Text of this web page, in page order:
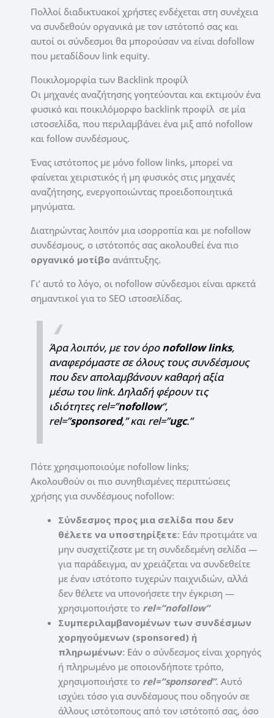
Πολλοί διαδικτυακοί χρήστες ενδέχεται στη συνέχεια
να συνδεθούν οργανικά με τον ιστότοπό σας και
αυτοί οι σύνδεσμοι θα μπορούσαν να είναι dofollow
που μεταδίδουν link equity.
Ποικιλομορφία των Backlink προφίλ
Οι μηχανές αναζήτησης γοητεύονται και εκτιμούν ένα
φυσικό και ποικιλόμορφο backlink προφίλ σε μία
ιστοσελίδα, που περιλαμβάνει ένα μιξ από nofollow
και follow συνδέσμους.
Ένας ιστότοπος με μόνο follow links, μπορεί να
φαίνεται χειριστικός ή μη φυσικός στις μηχανές
αναζήτησης, ενεργοποιώντας προειδοποιητικά
μηνύματα.
Διατηρώντας λοιπόν μια ισορροπία και με nofollow
συνδέσμους, ο ιστότοπός σας ακολουθεί ένα πιο
οργανικό μοτίβο ανάπτυξης.
Γι’ αυτό το λόγο, οι nofollow σύνδεσμοι είναι αρκετά
σημαντικοί για το SEO ιστοσελίδας.
Άρα λοιπόν, με τον όροnofollow links,
αναφερόμαστε σε όλους τους συνδέσμους
που δεν απολαμβάνουν καθαρή αξία
μέσω του link. Δηλαδή φέρουν τις
ιδιότητες rel=”nofollow“,
rel=”sponsored,” και rel=”ugc.”
Πότε χρησιμοποιούμε nofollow links;
Ακολουθούν οι πιο συνηθισμένες περιπτώσεις
χρήσης για συνδέσμους nofollow:
Σύνδεσμος προς μια σελίδα που δεν
θέλετε να υποστηρίξετε: Εάν προτιμάτε να
μην συσχετίζεστε με τη συνδεδεμένη σελίδα —
για παράδειγμα, αν χρειάζεται να συνδεθείτε
με έναν ιστότοπο τυχερών παιχνιδιών, αλλά
δεν θέλετε να υπονοήσετε την έγκριση —
χρησιμοποιήστε το rel=”nofollow”
Συμπεριλαμβανομένων των συνδέσμων
χορηγούμενων (sponsored) ή
πληρωμένων: Εάν ο σύνδεσμος είναι χορηγός
ή πληρωμένο με οποιονδήποτε τρόπο,
χρησιμοποιήστε το rel=”sponsored”. Αυτό
ισχύει τόσο για συνδέσμους που οδηγούν σε
άλλους ιστότοπους από τον ιστότοπό σας, όσο